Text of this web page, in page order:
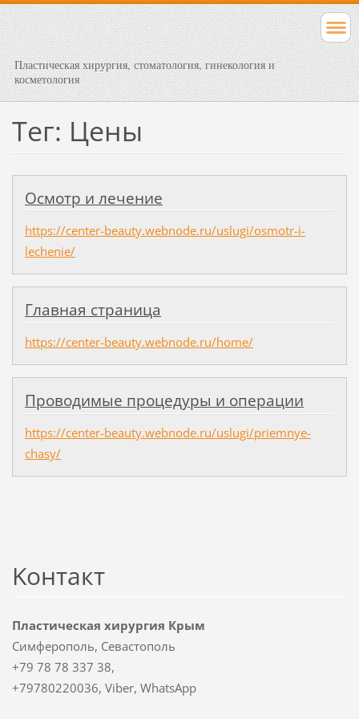
Пластическая хирургия, стоматология, гинекология и
косметология
Тег: Цены
Осмотр и лечение
https://center-beauty.webnode.ru/uslugi/osmotr-i-
lechenie/
Главная страница
https://center-beauty.webnode.ru/home/
Проводимые процедуры и операции
https://center-beauty.webnode.ru/uslugi/priemnye-
chasy/
Koнтакт
Пластическая хирургия Крым
Симферополь, Севастополь
+79 78 78 337 38,
+79780220036, Viber, WhatsApp